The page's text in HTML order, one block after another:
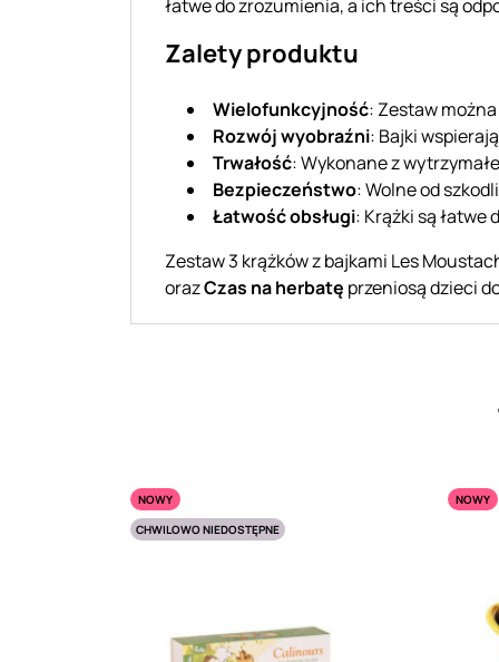
łatwe do zrozumienia, a ich treści są
Zalety produktu
Wielofunkcyjność: Zestaw
Rozwój wyobraźni: Bajki
Trwałość: Wykonane z
Bezpieczeństwo: Wolne od
Łatwość obsługi: Krążki są łatwe
Zestaw 3 krążków z bajkami Les
orazCzas na herbatę przeniosą dzieci
NOWY
CHWILOWO NIEDOSTĘPNE
NOWY